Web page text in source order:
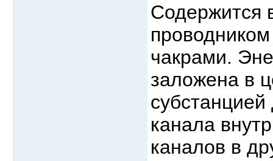
Содержится
чакрами.
заложена в
канала
каналов в